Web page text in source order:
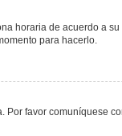
horaria de acuerdo a
para hacerlo.
favor comuníquese